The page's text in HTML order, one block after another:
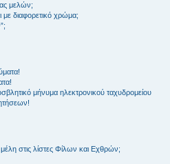
μελών;
με διαφορετικό χρώμα;
μήνυμα ηλεκτρονικού ταχυδρομείου
στις λίστες Φίλων και Εχθρών;